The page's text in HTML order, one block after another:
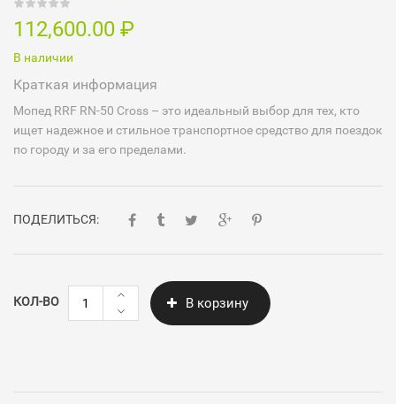
112,600.00 ₽
В наличии
Краткая информация
Мопед RRF RN-50 Cross – это идеальный выбор для тех, кто
ищет надежное и стильное транспортное средство для поездок
по городу и за его пределами.
ПОДЕЛИТЬСЯ:
КОЛ-ВО
Количество
RRF
RN-
В корзину